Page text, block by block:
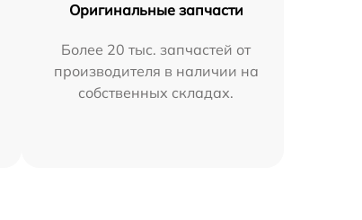
Оригинальные запчасти
Более 20 тыс. запчастей от
производителя в наличии на
собственных складах.